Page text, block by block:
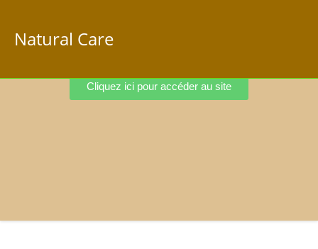
Natural Care
Cliquez ici pour accéder au site